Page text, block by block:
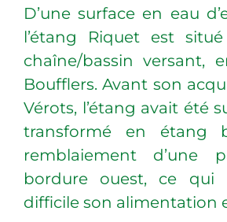
D’une surface en eau
l’étang Riquet est
chaîne/bassin versant,
Boufflers. Avant son
Vérots, l’étang avait été
transformé en étang
remblaiement d’une
bordure ouest, ce qui
difficile son alimentation